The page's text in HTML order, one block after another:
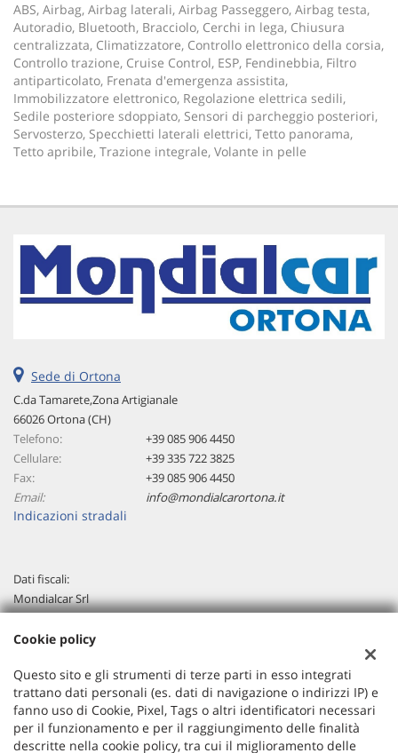
ABS, Airbag, Airbag laterali, Airbag Passeggero, Airbag testa,
Autoradio, Bluetooth, Bracciolo, Cerchi in lega, Chiusura
centralizzata, Climatizzatore, Controllo elettronico della corsia,
Controllo trazione, Cruise Control, ESP, Fendinebbia, Filtro
antiparticolato, Frenata d'emergenza assistita,
Immobilizzatore elettronico, Regolazione elettrica sedili,
Sedile posteriore sdoppiato, Sensori di parcheggio posteriori,
Servosterzo, Specchietti laterali elettrici, Tetto panorama,
Tetto apribile, Trazione integrale, Volante in pelle
Sede di Ortona
C.da Tamarete,Zona Artigianale
66026 Ortona (CH)
Telefono:
+39 085 906 4450
Cellulare:
+39 335 722 3825
Fax:
+39 085 906 4450
Email:
info@mondialcarortona.it
Indicazioni stradali
Dati fiscali:
Mondialcar Srl
C.da Tamarete,Zona Artigianale, Ortona (CH)
C.F/P.IVA:02288180694
Cookie policy
Questo sito e gli strumenti di terze parti in esso integrati
trattano dati personali (es. dati di navigazione o indirizzi IP) e
fanno uso di Cookie, Pixel, Tags o altri identificatori necessari
per il funzionamento e per il raggiungimento delle finalità
descritte nella cookie policy, tra cui il miglioramento delle